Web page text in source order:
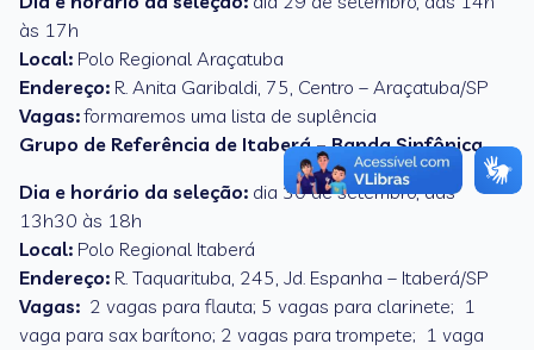
às 17h
Local: Polo Regional Araçatuba
Endereço: R. Anita Garibaldi, 75, Centro – Araçatuba/SP
Vagas:formaremos uma lista de suplência
Grupo de Referência de Itaberá – Banda Sinfônica
Dia e horário da seleção: dia 30 de setembro, das
13h30 às 18h
Local: Polo Regional Itaberá
Endereço: R. Taquarituba, 245, Jd. Espanha – Itaberá/SP
Vagas: 2 vagas para flauta; 5 vagas para clarinete; 1
vaga para sax barítono; 2 vagas para trompete; 1 vaga